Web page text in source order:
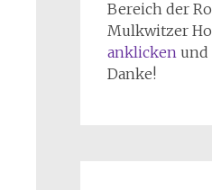
Bereich der
Mulkwitzer
anklickenund
Danke!